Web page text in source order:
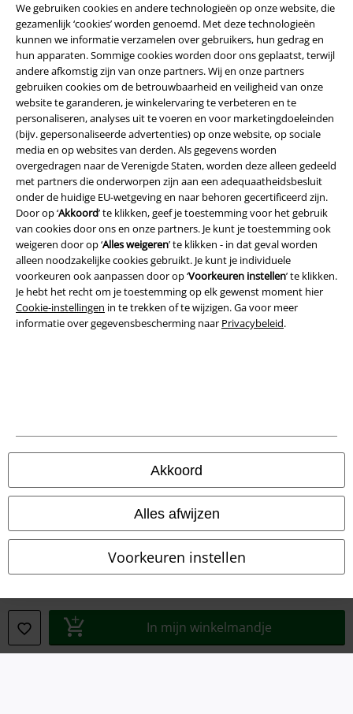
We gebruiken cookies en andere technologieën op onze website, die
gezamenlijk ‘cookies’ worden genoemd. Met deze technologieën
kunnen we informatie verzamelen over gebruikers, hun gedrag en
hun apparaten. Sommige cookies worden door ons geplaatst, terwijl
andere afkomstig zijn van onze partners. Wij en onze partners
gebruiken cookies om de betrouwbaarheid en veiligheid van onze
website te garanderen, je winkelervaring te verbeteren en te
personaliseren, analyses uit te voeren en voor marketingdoeleinden
(bijv. gepersonaliseerde advertenties) op onze website, op sociale
media en op websites van derden. Als gegevens worden
overgedragen naar de Verenigde Staten, worden deze alleen gedeeld
met partners die onderworpen zijn aan een adequaatheidsbesluit
onder de huidige EU-wetgeving en naar behoren gecertificeerd zijn.
Door op ‘Akkoord’ te klikken, geef je toestemming voor het gebruik
van cookies door ons en onze partners. Je kunt je toestemming ook
weigeren door op ‘Alles weigeren’ te klikken - in dat geval worden
alleen noodzakelijke cookies gebruikt. Je kunt je individuele
voorkeuren ook aanpassen door op ‘Voorkeuren instellen’ te klikken.
Je hebt het recht om je toestemming op elk gewenst moment hier
Cookie-instellingen in te trekken of te wijzigen. Ga voor meer
informatie over gegevensbescherming naar Privacybeleid.
Akkoord
Alles afwijzen
Voorkeuren instellen
In mijn winkelmandje
large app
Download gratis de nieuwe large app en profiteer van alle nieuwe
functies en voordelen!
A Warner Music Group Company
Beveiliging
Legal
Privacyverklaring
Verklaring van conformiteit